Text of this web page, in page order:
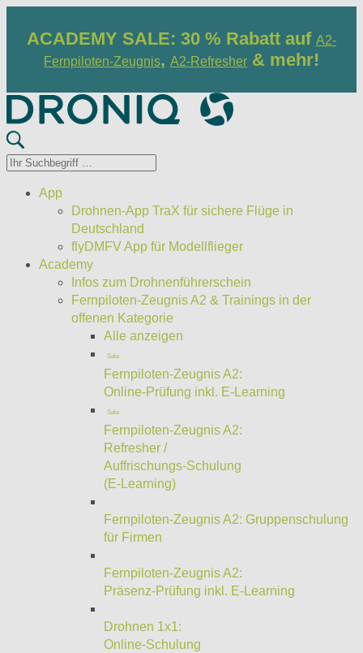
ACADEMY SALE: 30 % Rabatt auf A2-
Fernpiloten-Zeugnis, A2-Refresher & mehr!
App
Drohnen-App TraX für sichere Flüge in
Deutschland
flyDMFV App für Modellflieger
Academy
Infos zum Drohnenführerschein
Fernpiloten-Zeugnis A2 & Trainings in der
offenen Kategorie
Alle anzeigen
Sale
Fernpiloten-Zeugnis A2:
Online-Prüfung inkl. E-Learning
Sale
Fernpiloten-Zeugnis A2:
Refresher /
Auffrischungs-Schulung
(E-Learning)
Fernpiloten-Zeugnis A2: Gruppenschulung
für Firmen
Fernpiloten-Zeugnis A2:
Präsenz-Prüfung inkl. E-Learning
Drohnen 1x1:
Online-Schulung